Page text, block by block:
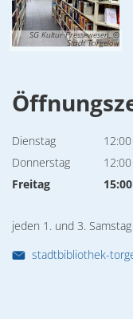
SG Kultur Pressewesen, ©
Stadt Torgelow
Dienstag 12:00
Von
Donnerstag 12:00
Von
Freitag 15:00
jeden 1. und 3.
stadtbibliothek-